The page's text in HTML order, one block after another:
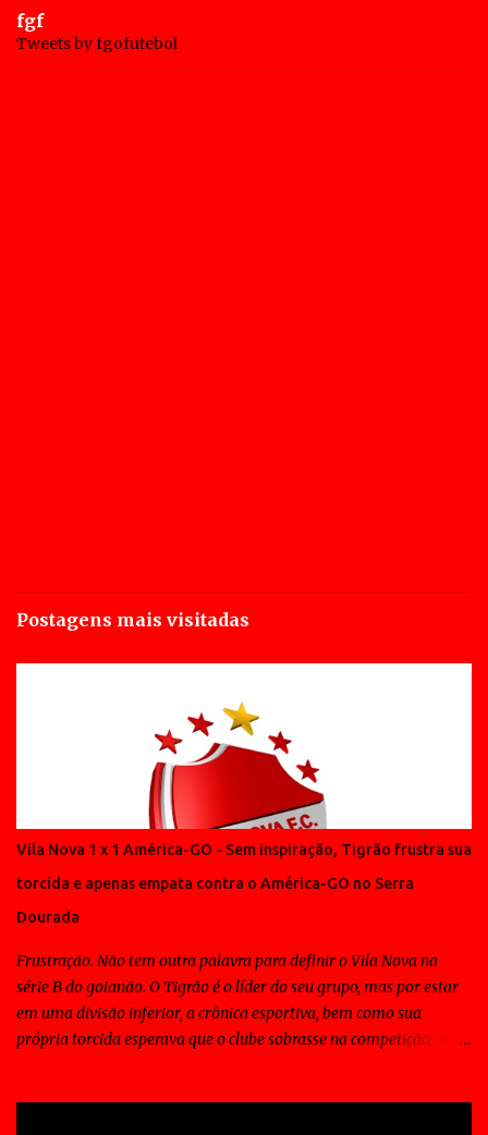
fgf
Tweets by fgofutebol
Postagens mais visitadas
Vila Nova 1 x 1 América-GO - Sem inspiração, Tigrão frustra sua
torcida e apenas empata contra o América-GO no Serra
Dourada
Frustração. Não tem outra palavra para definir o Vila Nova na
série B do goianão. O Tigrão é o líder do seu grupo, mas por estar
em uma divisão inferior, a crônica esportiva, bem como sua
própria torcida esperava que o clube sobrasse na competição, mas